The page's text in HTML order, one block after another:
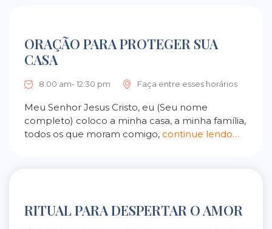
ORAÇÃO PARA PROTEGER SUA
CASA
8:00 am- 12:30 pm Faça entre esses horários
Meu Senhor Jesus Cristo, eu (Seu nome
completo) coloco a minha casa, a minha família,
todos os que moram comigo, continue lendo…
RITUAL PARA DESPERTAR O AMOR